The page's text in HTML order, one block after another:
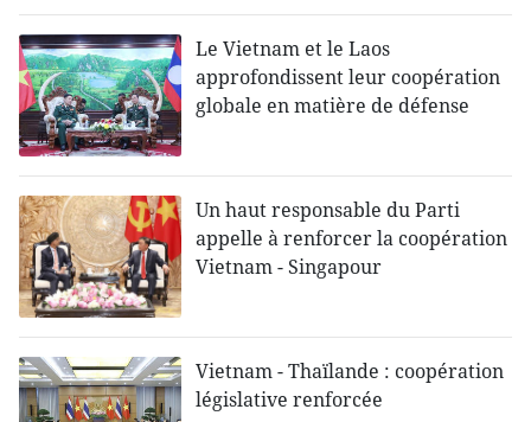
Le Vietnam et le Laos
approfondissent leur coopération
globale en matière de défense
Un haut responsable du Parti
appelle à renforcer la coopération
Vietnam - Singapour
Vietnam - Thaïlande : coopération
législative renforcée